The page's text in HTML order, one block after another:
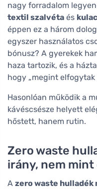
nagy forradalom
textil szalvéta és
éppen ez a három
egyszer használatos
bónusz? A gyerekek
haza tartozik, és a
hogy „megint elfogytak
Hasonlóan működik a
kávéscsésze helyett
hőstett, hanem rutin.
Zero waste
irány, nem mint
A zero waste hulladék